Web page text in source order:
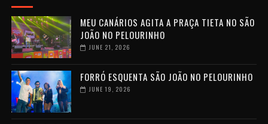
MEU CANÁRIOS AGITA A PRAÇA TIETA NO SÃO
JOÃO NO PELOURINHO
JUNE 21, 2026
FORRÓ ESQUENTA SÃO JOÃO NO PELOURINHO
JUNE 19, 2026